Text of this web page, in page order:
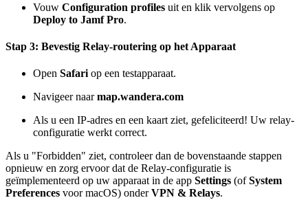
Vouw Configuration profiles uit en klik vervolgens op
Deploy to Jamf Pro.
Stap 3: Bevestig Relay-routering op het Apparaat
Open Safari op een testapparaat.
Navigeer naarmap.wandera.com
Als u een IP-adres en een kaart ziet, gefeliciteerd! Uw relay-
configuratie werkt correct.
Als u "Forbidden" ziet, controleer dan de bovenstaande stappen
opnieuw en zorg ervoor dat de Relay-configuratie is
geïmplementeerd op uw apparaat in de app Settings (ofSystem
Preferences voor macOS) onderVPN & Relays.